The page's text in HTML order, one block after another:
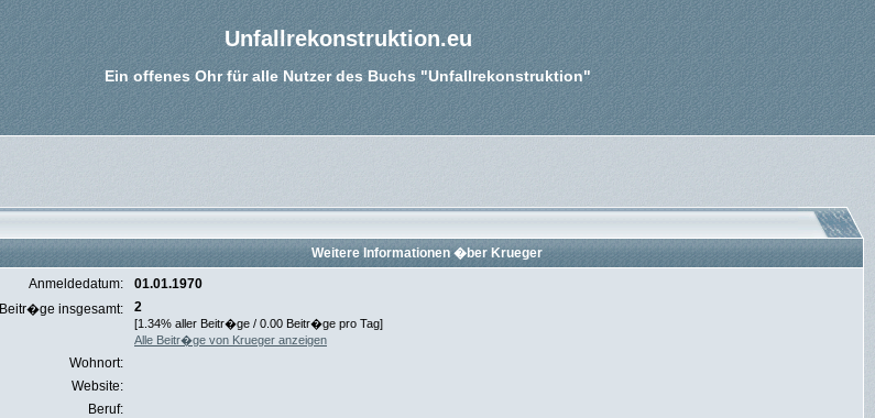
Unfallrekonstruktion.eu
Ein offenes Ohr für alle Nutzer des Buchs "Unfallrekonstruktion"
Weitere Informationen �ber Krueger
Anmeldedatum:
01.01.1970
Beitr�ge insgesamt:
2
[1.34% aller Beitr�ge / 0.00 Beitr�ge pro Tag]
Alle Beitr�ge von Krueger anzeigen
Wohnort:
Website:
Beruf: